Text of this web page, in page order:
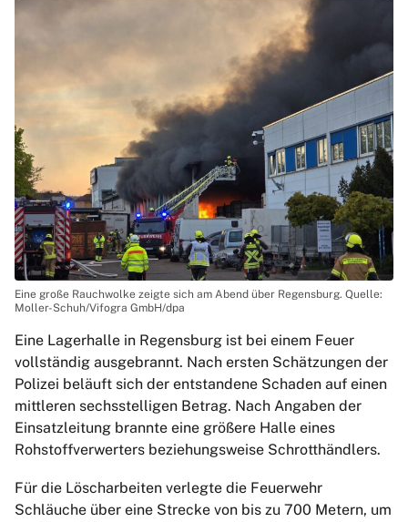
Eine große Rauchwolke zeigte sich am Abend über Regensburg. Quelle:
Moller-Schuh/Vifogra GmbH/dpa
Eine Lagerhalle in Regensburg ist bei einem Feuer
vollständig ausgebrannt. Nach ersten Schätzungen der
Polizei beläuft sich der entstandene Schaden auf einen
mittleren sechsstelligen Betrag. Nach Angaben der
Einsatzleitung brannte eine größere Halle eines
Rohstoffverwerters beziehungsweise Schrotthändlers.
Für die Löscharbeiten verlegte die Feuerwehr
Schläuche über eine Strecke von bis zu 700 Metern, um